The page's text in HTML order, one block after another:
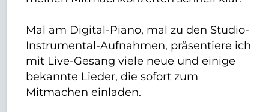
Mal am Digital-Piano, mal zu den Studio-
Instrumental-Aufnahmen, präsentiere ich
mit Live-Gesang viele neue und einige
bekannte Lieder, die sofort zum
Mitmachen einladen.